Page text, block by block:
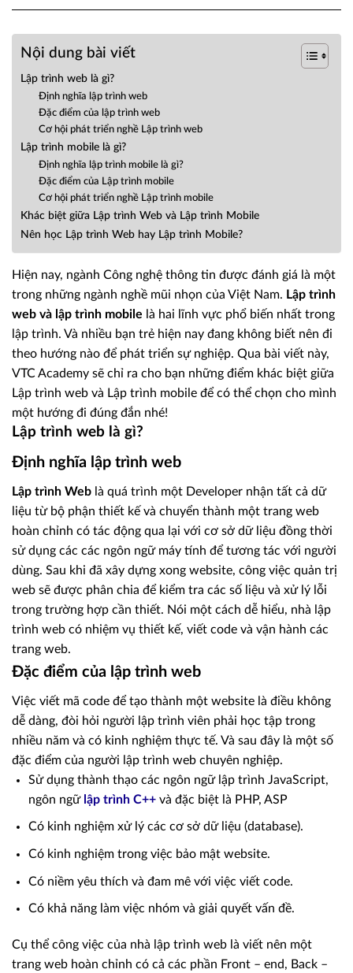
Nội dung bài viết
Lập trình web là gì?
Định nghĩa lập trình web
Đặc điểm của lập trình web
Cơ hội phát triển nghề Lập trình web
Lập trình mobile là gì?
Định nghĩa lập trình mobile là gì?
Đặc điểm của Lập trình mobile
Cơ hội phát triển nghề Lập trình mobile
Khác biệt giữa Lập trình Web và Lập trình Mobile
Nên học Lập trình Web hay Lập trình Mobile?
Hiện nay, ngành Công nghệ thông tin được đánh giá là một
trong những ngành nghề mũi nhọn của Việt Nam. Lập trình
web và lập trình mobile là hai lĩnh vực phổ biến nhất trong
lập trình. Và nhiều bạn trẻ hiện nay đang không biết nên đi
theo hướng nào để phát triển sự nghiệp. Qua bài viết này,
VTC Academy sẽ chỉ ra cho bạn những điểm khác biệt giữa
Lập trình web và Lập trình mobile để có thể chọn cho mình
một hướng đi đúng đắn nhé!
Lập trình web là gì?
Định nghĩa lập trình web
Lập trình Web là quá trình một Developer nhận tất cả dữ
liệu từ bộ phận thiết kế và chuyển thành một trang web
hoàn chỉnh có tác động qua lại với cơ sở dữ liệu đồng thời
sử dụng các các ngôn ngữ máy tính để tương tác với người
dùng. Sau khi đã xây dựng xong website, công việc quản trị
web sẽ được phân chia để kiểm tra các số liệu và xử lý lỗi
trong trường hợp cần thiết. Nói một cách dễ hiểu, nhà lập
trình web có nhiệm vụ thiết kế, viết code và vận hành các
trang web.
Đặc điểm của lập trình web
Việc viết mã code để tạo thành một website là điều không
dễ dàng, đòi hỏi người lập trình viên phải học tập trong
nhiều năm và có kinh nghiệm thực tế. Và sau đây là một số
đặc điểm của người lập trình web chuyên nghiệp.
Sử dụng thành thạo các ngôn ngữ lập trình JavaScript,
ngôn ngữ lập trình C++và đặc biệt là PHP, ASP
Có kinh nghiệm xử lý các cơ sở dữ liệu (database).
Có kinh nghiệm trong việc bảo mật website.
Có niềm yêu thích và đam mê với việc viết code.
Có khả năng làm việc nhóm và giải quyết vấn đề.
Cụ thể công việc của nhà lập trình web là viết nên một
trang web hoàn chỉnh có cả các phần Front – end, Back –